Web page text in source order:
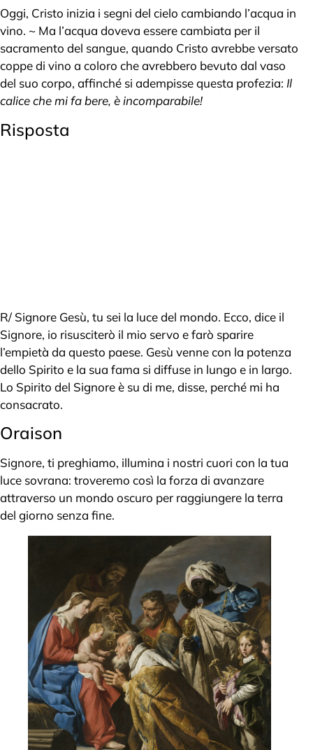
Oggi, Cristo inizia i segni del cielo cambiando l’acqua in
vino. ~ Ma l’acqua doveva essere cambiata per il
sacramento del sangue, quando Cristo avrebbe versato
coppe di vino a coloro che avrebbero bevuto dal vaso
del suo corpo, affinché si adempisse questa profezia: Il
calice che mi fa bere, è incomparabile!
Risposta
R/ Signore Gesù, tu sei la luce del mondo. Ecco, dice il
Signore, io risusciterò il mio servo e farò sparire
l’empietà da questo paese. Gesù venne con la potenza
dello Spirito e la sua fama si diffuse in lungo e in largo.
Lo Spirito del Signore è su di me, disse, perché mi ha
consacrato.
Oraison
Signore, ti preghiamo, illumina i nostri cuori con la tua
luce sovrana: troveremo così la forza di avanzare
attraverso un mondo oscuro per raggiungere la terra
del giorno senza fine.